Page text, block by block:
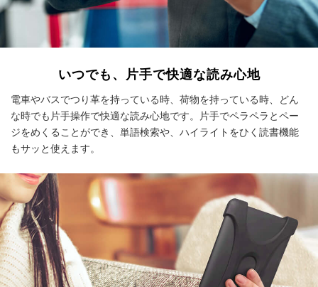
いつでも、片手で快適な読み心地
電車やバスでつり革を持っている時、荷物を持っている時、どん
な時でも片手操作で快適な読み心地です。片手でペラペラとペー
ジをめくることができ、単語検索や、ハイライトをひく読書機能
もサッと使えます。